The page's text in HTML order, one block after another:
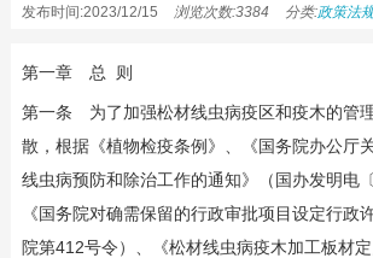
发布时间:2023/12/15 浏览次数:3384 分类:政策法
第一章 总 则
第一条 为了加强松材线虫病疫区和疫木的管
散，根据《植物检疫条例》、《国务院办公厅
线虫病预防和除治工作的通知》（国办发明电
《国务院对确需保留的行政审批项目设定行政
院第412号令）、《松材线虫病疫木加工板材